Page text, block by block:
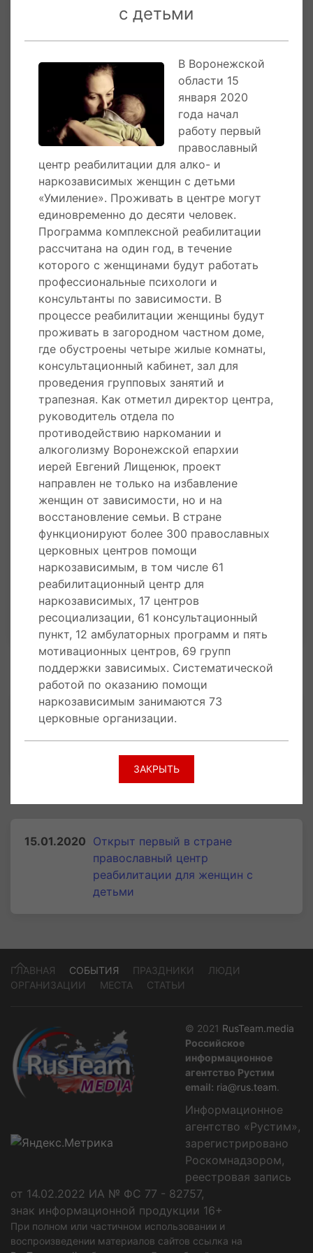
собирают вещи для малоимущих, организуют
исправительные учреждения.
Епархиальное управление Воронежской
Митрополии
15 января 2020 годав Воронежской области
начал работу первый православный центр
реабилитации для алко- и наркозависимых
женщин с детьми «Умиление». Проживать в
центре могут единовременно до десяти
человек. Программа комплексной
реабилитации рассчитана на один год, в
течение которого с женщинами будут
работать профессиональные психологи и
консультанты по зависимости. В процессе
реабилитации женщины будут проживать в
загородном частном доме, где обустроены
четыре жилые комнаты, консультационный
кабинет, зал для проведения групповых
занятий и трапезная. В том числе, проект
направлен не только на избавление женщин от
зависимости, но и на восстановление семьи.
26 декабря 2013 года решением Священного
Синода Русской православной церкви была
образована Воронежская митрополия на
территории Воронежской области. Главой
митрополии назначен правящий архиерей
Воронежской епархии
Монастыри Воронежской Митрополии
Храмы Воронежской Митрополии
СВЯЗАННЫЕ СТАТЬИ
Русская Православная
Церковь - РПЦ
15.01.2020 Открыт первый в стране
православный центр
реабилитации для женщин с
детьми
ГЛАВНАЯ СОБЫТИЯ ПРАЗДНИКИ
ЛЮДИ
ОРГАНИЗАЦИИ
МЕСТА СТАТЬИ
© 2021 RusTeam.media
Российское
информационное
агентство Рустим
email: ria@rus.team.
Информационное
агентство «Рустим»,
зарегистрировано
Роскомнадзором,
реестровая запись
от 14.02.2022 ИА № ФС 77 - 82757,
знак информационной продукции 16+
При полном или частичном использовании и
воспроизведении материалов сайтов ссылка на
с детьми
В Воронежской
области 15
января 2020
года начал
работу первый
православный
центр реабилитации для алко- и
наркозависимых женщин с детьми
«Умиление». Проживать в центре могут
единовременно до десяти человек.
Программа комплексной реабилитации
рассчитана на один год, в течение
которого с женщинами будут работать
профессиональные психологи и
консультанты по зависимости. В
процессе реабилитации женщины будут
проживать в загородном частном доме,
где обустроены четыре жилые комнаты,
консультационный кабинет, зал для
проведения групповых занятий и
трапезная. Как отметил директор центра,
руководитель отдела по
противодействию наркомании и
алкоголизму Воронежской епархии
иерей Евгений Лищенюк, проект
направлен не только на избавление
женщин от зависимости, но и на
восстановление семьи. В стране
функционируют более 300 православных
церковных центров помощи
наркозависимым, в том числе 61
реабилитационный центр для
наркозависимых, 17 центров
ресоциализации, 61 консультационный
пункт, 12 амбулаторных программ и пять
мотивационных центров, 69 групп
поддержки зависимых. Систематической
работой по оказанию помощи
наркозависимым занимаются 73
церковные организации.
ЗАКРЫТЬ